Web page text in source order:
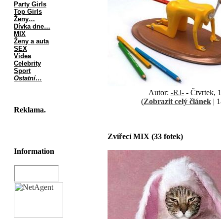
Party Girls
Top Girls
Ženy…
Dívka dne…
MIX
Ženy a auta
SEX
Videa
Celebrity
Sport
Ostatní…
Reklama.
Information
Autor: -RJ-- Čtvrtek,
(Zobrazit celý článek|
Zvířecí MIX (33 fotek)